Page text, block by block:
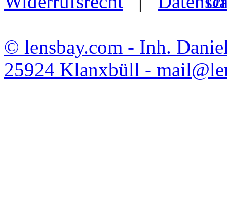
© lensbay.com - Inh.
25924 Klanxbüll -